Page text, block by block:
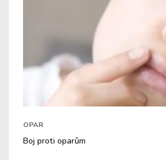
OPAR
Boj proti oparům